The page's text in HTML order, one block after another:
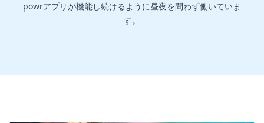
powrアプリが機能し続けるように昼夜を問わず働いていま
す。